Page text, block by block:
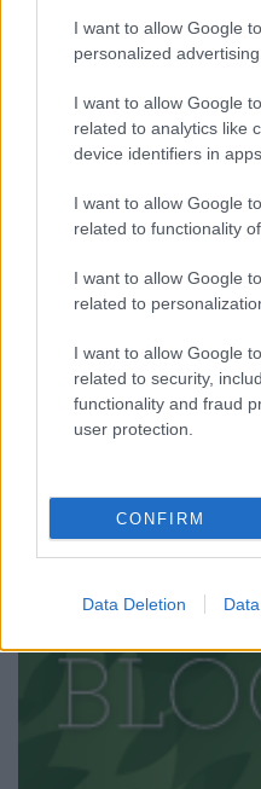
I want to allow Google
personalized advertising.
I want to allow Google
related to analytics like
device identifiers in apps.
I want to allow Google
related to functionality
I want to allow Google
related to
I want to allow Google
related to security,
functionality and fraud
user protection.
CONFIRM
Data Deletion
Babakompatibilis
Megyeri Szabolcs •2012. február 24.
A minap egy régebbi
mindazoknak, akik
Tippek és
gyermekbarát